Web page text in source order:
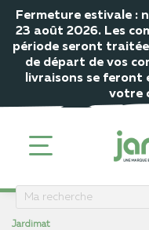
Fermeture estivale :
23 août 2026. Les
période seront
de départ de vos
livraisons se feront
votre
ACCUEIL Conseils, astuces
Jardimat